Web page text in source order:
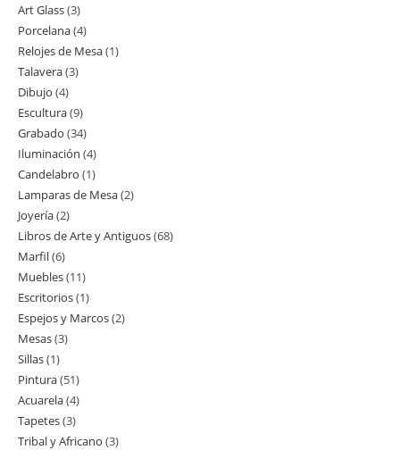
Art Glass 33
productos
Porcelana 44
productos
Relojes de Mesa 11
Talavera 33
Dibujo 44
productos
Escultura 99
productos
Grabado 3434
productos
Iluminación 44
productos
Candelabro 11
producto
Lamparas de Mesa 22
Joyería 22
productos
Libros de Arte y Antiguos 6868
Marfil 66
productos
Muebles 1111
productos
Escritorios 11
producto
Espejos y Marcos 22
Mesas 33
Sillas 11
producto
Pintura 5151
productos
Acuarela 44
productos
Tapetes 33
productos
Tribal y Africano 33